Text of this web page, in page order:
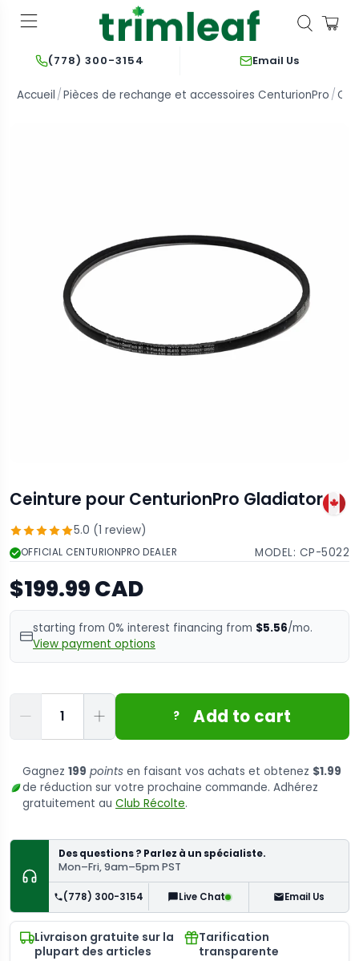
(778) 300-3154 Email Us
Accueil Pièces de rechange et accessoires CenturionPro
Ceinture pour CenturionPro Gladiator
5.0 (1 review)
OFFICIAL CENTURIONPRO DEALER MODEL: CP-5022
$199.99 CAD
starting from 0% interest financing from $5.56/mo.
View payment options
? Add to cart
Gagnez 199 points en faisant vos achats et obtenez $1.99
de réduction sur votre prochaine commande. Adhérez
gratuitement au Club Récolte.
Des questions ? Parlez à un spécialiste.
Mon–Fri, 9am–5pm PST
(778) 300-3154 Live Chat Email Us
Livraison gratuite sur la
plupart des articles
Tarification
transparente